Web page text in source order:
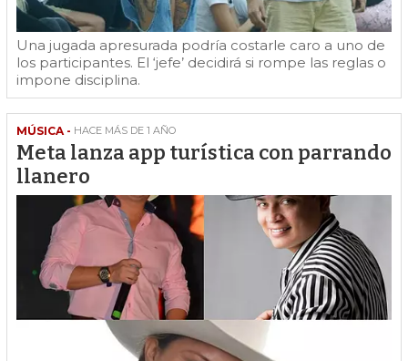
Una jugada apresurada podría costarle caro a uno de
los participantes. El ‘jefe’ decidirá si rompe las reglas o
impone disciplina.
MÚSICA - HACE MÁS DE 1 AÑO
Meta lanza app turística con parrando
llanero